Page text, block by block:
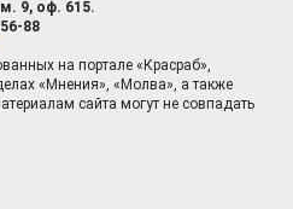
9, оф. 615.
88
на портале «Красраб»,
«Мнения», «Молва», а также
сайта могут не совпадать